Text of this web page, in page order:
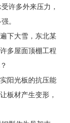
许多外来压力，
。
下大雪，东北某
多屋面顶棚工程
阳光板的抗压能
板材产生变形，